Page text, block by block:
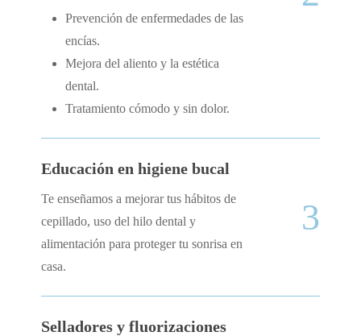
Prevención de enfermedades de las
encías.
Mejora del aliento y la estética
dental.
Tratamiento cómodo y sin dolor.
Educación en higiene bucal
Te enseñamos a mejorar tus hábitos de
cepillado, uso del hilo dental y
alimentación para proteger tu sonrisa en
casa.
3
Selladores y fluorizaciones